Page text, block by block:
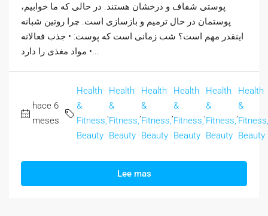
پوستی شفاف و درخشان هستند. در حالی که ما خوابیم،
پوستمان در حال ترمیم و بازسازی است. چرا روتین شبانه
اینقدر مهم است؟ شب زمانی است که پوست: • جذب فعالانه
مواد مغذی را دارد •...
hace 6
meses
Health
&
Fitness,
Beauty
Health
&
Fitness,
Beauty
Health
&
Fitness,
Beauty
Health
&
Fitness,
Beauty
Health
&
Fitness,
Beauty
Health
&
Fitness,
Beauty
Lee mas